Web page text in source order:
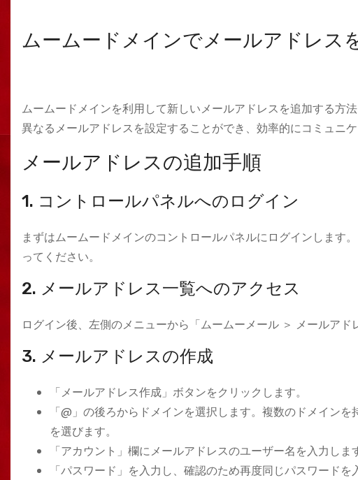
ムームードメインでメールアドレス
ムームードメインを利用して新しいメールアドレスを追加する方
異なるメールアドレスを設定することができ、効率的にコミュニ
メールアドレスの追加手順
1. コントロールパネルへのログイン
まずはムームードメインのコントロールパネルにログインします
ってください。
2. メールアドレス一覧へのアクセス
ログイン後、左側のメニューから「ムームーメール ＞ メールアド
3. メールアドレスの作成
「メールアドレス作成」ボタンをクリックします。
「@」の後ろからドメインを選択します。複数のドメイン
を選びます。
「アカウント」欄にメールアドレスのユーザー名を入力し
「パスワード」を入力し、確認のため再度同じパスワードを